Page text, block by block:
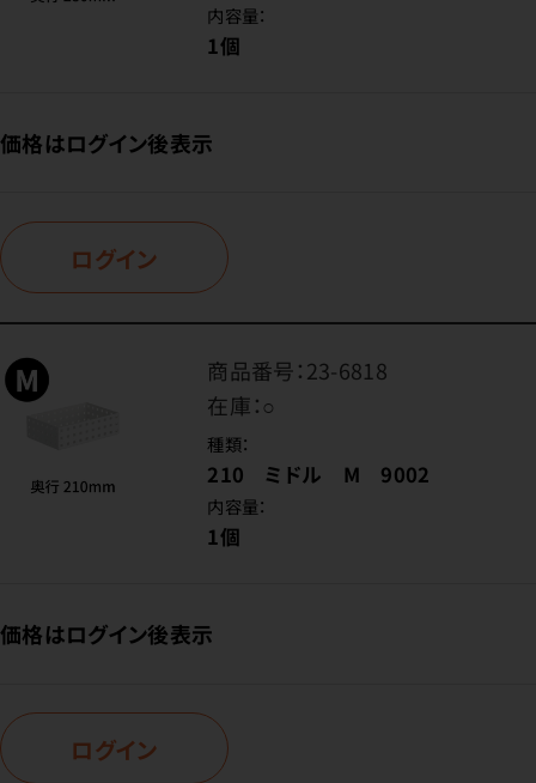
内容量：
1個
価格はログイン後表示
ログイン
商品番号：23-6818
在庫：○
種類：
210 ミドル M 9002
内容量：
1個
価格はログイン後表示
ログイン